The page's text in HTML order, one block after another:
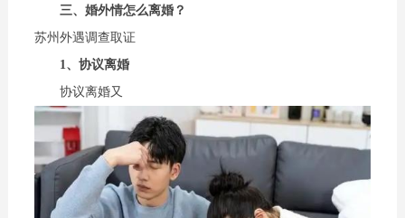
三、婚外情怎么离婚？
苏州外遇调查取证
1、协议离婚
协议离婚又